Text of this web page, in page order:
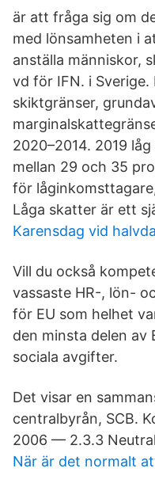
är att fråga sig om
med lönsamheten i
anställa människor,
vd för IFN. i
skiktgränser,
2020–2014. 2019
mellan 29 och 35
för
Låga skatter är ett
Karensdag vid
Vill du också
vassaste HR-, lön-
för EU som helhet
den minsta delen av
sociala avgifter.
Det visar en
centralbyrån, SCB.
2006 — 2.3.3
När är det normalt